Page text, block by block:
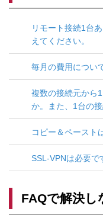
リモート接続1台
えてください。
毎月の費用につい
複数の接続元から
か。また、1台の
ますか。
コピー＆ペースト
SSL-VPNは必要で
FAQで解決し